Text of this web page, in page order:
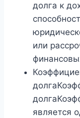
долга к
или
является